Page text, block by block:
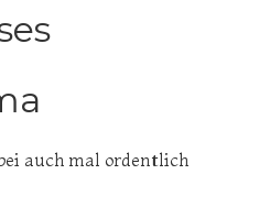
auch mal ordentlich